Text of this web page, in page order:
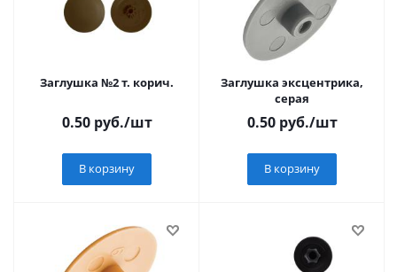
Заглушка №2 т. корич.
0.50руб./шт
В корзину
Заглушка эксцентрика,
серая
0.50руб./шт
В корзину